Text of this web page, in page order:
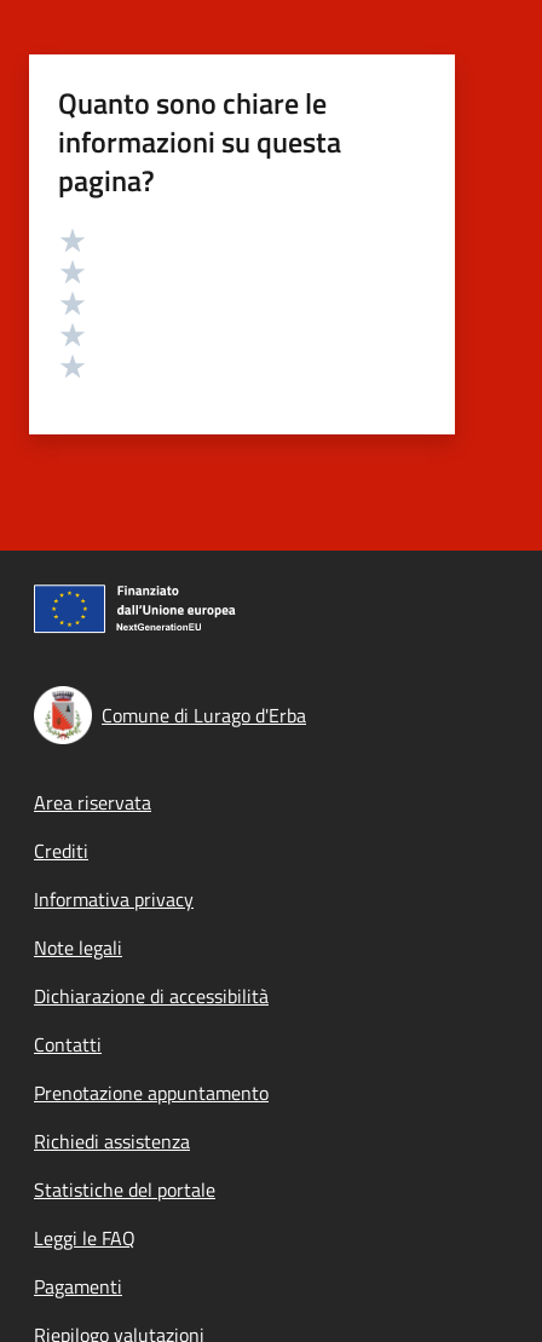
Quanto sono chiare le
informazioni su questa
pagina?
Valutazione
Comune di Lurago d'Erba
Footer menu
Area riservata
Crediti
Informativa privacy
Note legali
Dichiarazione di accessibilità
Contatti
Prenotazione appuntamento
Richiedi assistenza
Statistiche del portale
Leggi le FAQ
Pagamenti
Riepilogo valutazioni